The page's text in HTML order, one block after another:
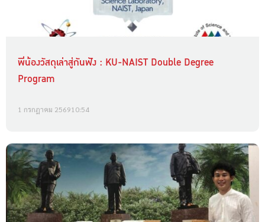
พี่น้องวัสดุเล่าสู่กันฟัง : KU-NAIST Double Degree
Program
1 กรกฎาคม 256910:54